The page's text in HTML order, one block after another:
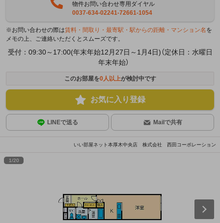
物件お問い合わせ専用ダイヤル
0037-634-02241-72661-1054
※お問い合わせの際は賃料・間取り・最寄駅・駅からの距離・マンション名 を
メモの上、ご連絡いただくとスムーズです。
受付：09:30～17:00(年末年始12月27日～1月4日)（定休日：水曜日
年末年始）
このお部屋を0人以上が検討中です
お気に入り登録
LINEで送る Mailで共有
いい部屋ネット本厚木中央店 株式会社 西田コーポレーション
1/20